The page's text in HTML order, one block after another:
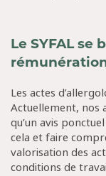
Le SYFAL se
Les actes
Actuellement, nos
qu’un avis
cela et faire
valorisation des
conditions de